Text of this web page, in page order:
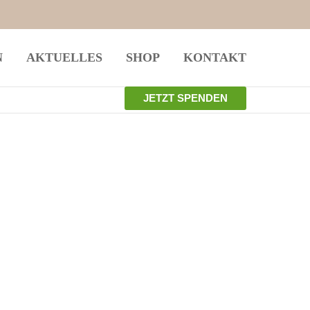
leider nicht.
AKTUELLES SHOP KONTAKT
JETZT SPENDEN